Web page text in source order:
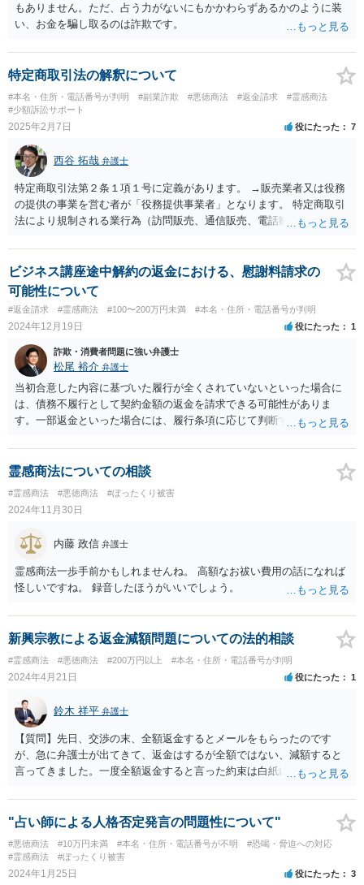
もありません。ただ、占う力がないにもかかわらずあるかのように装
い、お金を騙し取るのは詐欺です。
特定商取引法の解釈について
#本名・住所・電話番号が判明 #副業詐欺 #悪徳商法 #返金請求
#霊感商法
#少額訴訟サポート
2025年2月7日 役にたった 7
西谷 拓哉 弁護士
特定商取引法第２条１項１号に定義があります。 →販売業者又は役務
の提供の事業を営む者が「役務提供事業者」となります。 特定商取引
法により規制される業行為（訪問販売、通信販売、電話勧誘販売な
を守る必要があります。
ビジネス講座途中解約の返金における、慰謝料請求の
可能性について
#返金請求 #霊感商法 #100〜200万円未満 #本名・住所・電話番号が判明
2024年12月19日 役にたった 1
詐欺・消費者問題に強い弁護士
松尾 裕介 弁護士
当初合意した内容に基づいた履行が全くされていないといった場合に
は、債務不履行として契約金額の返金を請求できる可能性がありま
す。一部返金といった場合には、履行条項に応じて判断することも考
単に契約違反ということになると、慰謝料請求などは法的には認めら
れない可能性が高いと考えられます。 結局のところ相手方が遅々と
して容易に返金に応じない、微々たる金額しか返金に応じないといっ
た場合には、返金交渉について、直接資料を持ち寄り弁護士にご相談
するといったことが考えられます。
霊感商法についての相談
#霊感商法 #悪徳商法 #ぼったくり被害
2024年11月30日
内藤 政信 弁護士
霊感商法一歩手前かもしれませんね。 高額なお祓い費用の話になれば
怪しいですね。 録音したほうがいいでしょう。
新興宗教による返金減額問題についての法的相談
#霊感商法 #悪徳商法 #200万円以上 #本名・住所・電話番号が判明
2024年4月21日 役にたった 1
鈴木 祥平 弁護士
【質問】先日、交渉の末、全額返金するとメールをもらったのです
が、急に弁護士が出てきて、返金はするが全額ではない、減額すると
言ってきました。一度全額返金すると言った約束は白紙に戻ってしま
答】弁護士が出てくることによって、当初言っていたことが覆るとい
うことは、よくあることであると思います。最終的な合意が締結され
ていない以上は、交渉の途中で以前提示していた案を撤回をすること
は自由にすることができます。 法的に返金を求める請求が可能である
のかについては、お金を出した経緯などをもう少し詳細に弁護士にヒ
"占い師による人格否定発言の問題性について"
#悪徳商法 #10万円未満 #本名・住所・電話番号が不明
#恐喝・脅迫への対応
#霊感商法
#ぼったくり被害
2024年1月25日 役にたった 3